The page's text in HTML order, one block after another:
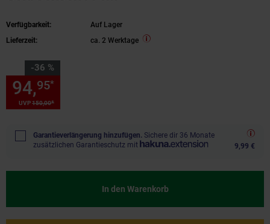
Verfügbarkeit:
Auf Lager
Lieferzeit:
ca. 2 Werktage
-36 %
Sie Sparen 36 Prozent,
UVP150,00*
94,95*
Garantieverlängerung hinzufügen. Sichere dir 36 Monate
zusätzlichen Garantieschutz mit
9,99 €
In den Warenkorb